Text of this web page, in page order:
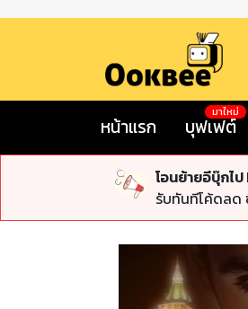
หน้าแรก บุฟเฟต์
มาใหม่
โอนย้ายอีบุ๊กไ
รับทันทีโค้ดลด